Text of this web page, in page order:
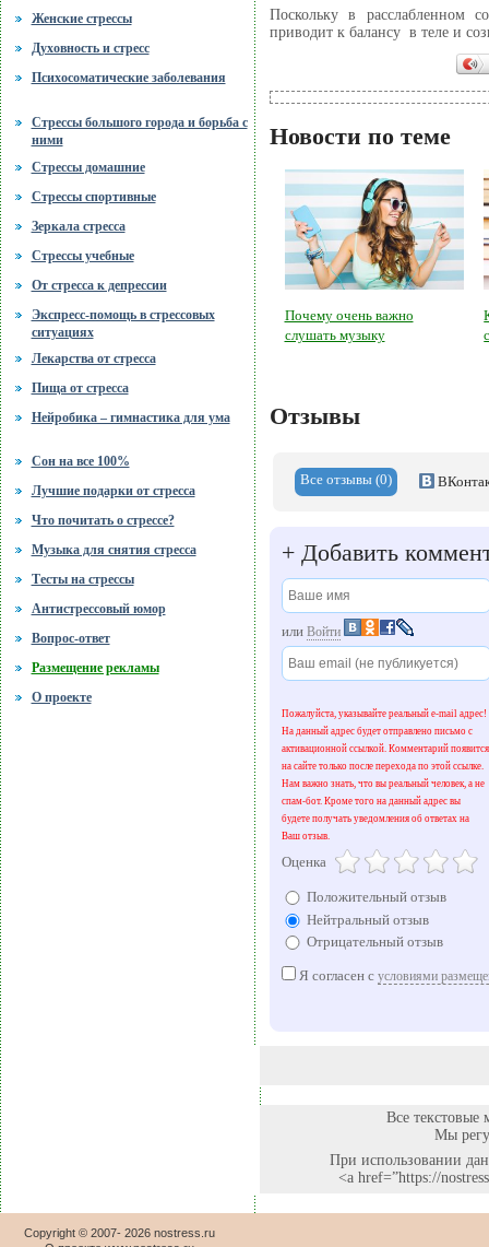
Женские стрессы
Духовность и стресс
Психосоматические заболевания
Стрессы большого города и борьба с
ними
Стрессы домашние
Стрессы спортивные
Зеркала стресса
Стрессы учебные
От стресса к депрессии
Экспресс-помощь в стрессовых
ситуациях
Лекарства от стресса
Пища от стресса
Нейробика – гимнастика для ума
Сон на все 100%
Лучшие подарки от стресса
Что почитать о стрессе?
Музыка для снятия стресса
Тесты на стрессы
Антистрессовый юмор
Вопрос-ответ
Размещение рекламы
О проекте
Поскольку в расслабленном
приводит к балансу в теле и
Новости по теме
Почему очень важно
слушать музыку
Отзывы
Все отзывы (0)
+Добавить
или Войти
Пожалуйста, указывайте реальный e-mail адрес!
На данный адрес будет отправлено письмо с
активационной ссылкой. Комментарий появится
на сайте только после перехода по этой ссылке.
Нам важно знать, что вы реальный человек, а не
спам-бот. Кроме того на данный адрес вы
будете получать уведомления об ответах на
Ваш отзыв.
Оценка
Положительный отзыв
Нейтральный отзыв
Отрицательный отзыв
Я согласен с условиями
Все текстовые
Мы
При использовании
<a href=”https://
Copyright © 2007- 2026 nostress.ru